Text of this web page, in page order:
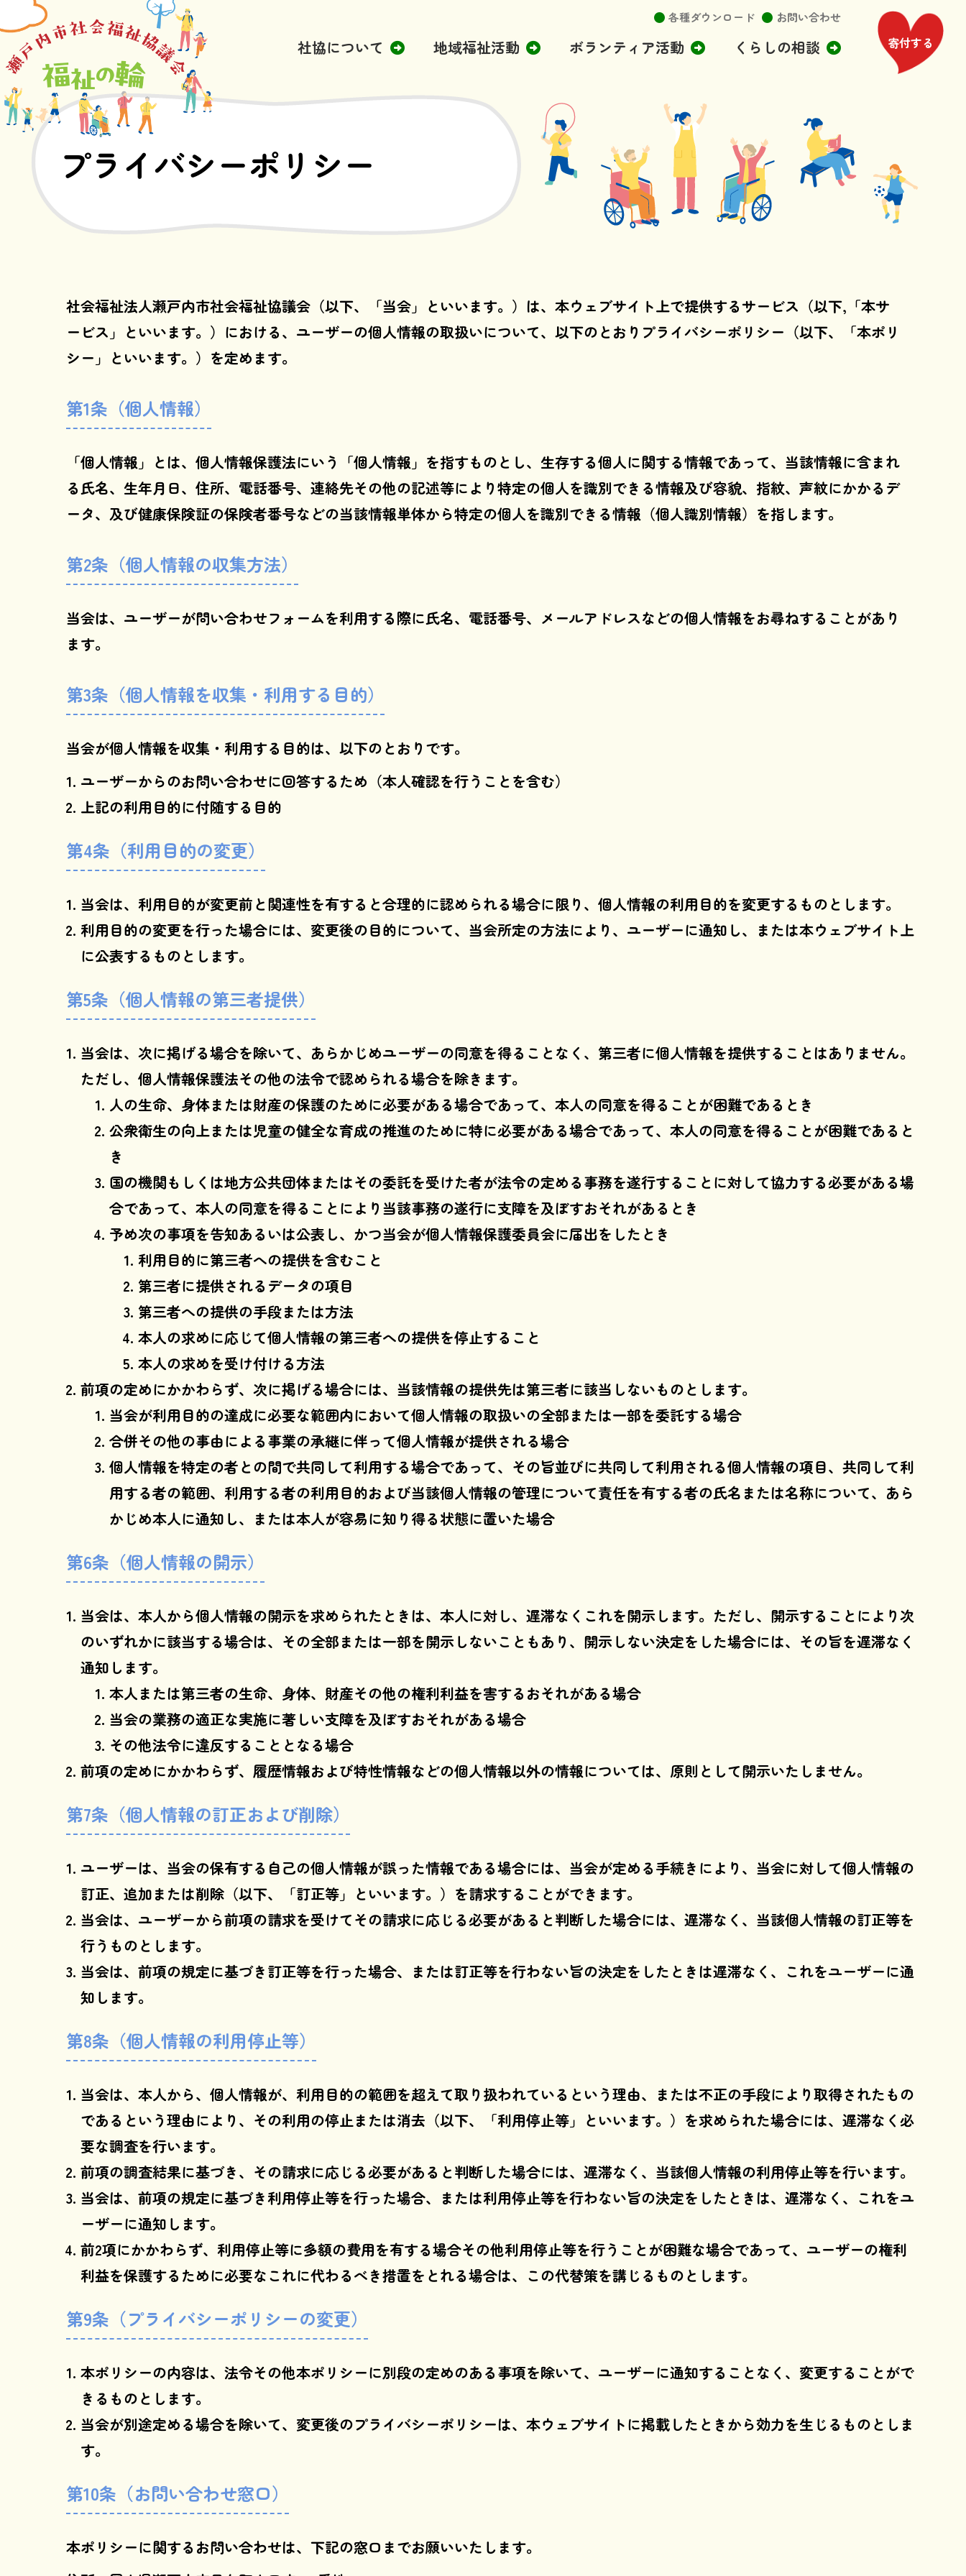
各種ダウンロード お問い合わせ
社協について 地域福祉活動 ボランティア活動 くらしの相談 寄付する
プライバシーポリシー
社会福祉法人瀬戸内市社会福祉協議会（以下、「当会」といいます。）は、本ウェブサイト上で提供するサービス（以下,「本サ
ービス」といいます。）における、ユーザーの個人情報の取扱いについて、以下のとおりプライバシーポリシー（以下、「本ポリ
シー」といいます。）を定めます。
第1条（個人情報）
「個人情報」とは、個人情報保護法にいう「個人情報」を指すものとし、生存する個人に関する情報であって、当該情報に含まれ
る氏名、生年月日、住所、電話番号、連絡先その他の記述等により特定の個人を識別できる情報及び容貌、指紋、声紋にかかるデ
ータ、及び健康保険証の保険者番号などの当該情報単体から特定の個人を識別できる情報（個人識別情報）を指します。
第2条（個人情報の収集方法）
当会は、ユーザーが問い合わせフォームを利用する際に氏名、電話番号、メールアドレスなどの個人情報をお尋ねすることがあり
ます。
第3条（個人情報を収集・利用する目的）
当会が個人情報を収集・利用する目的は、以下のとおりです。
ユーザーからのお問い合わせに回答するため（本人確認を行うことを含む）
上記の利用目的に付随する目的
第4条（利用目的の変更）
当会は、利用目的が変更前と関連性を有すると合理的に認められる場合に限り、個人情報の利用目的を変更するものとします。
利用目的の変更を行った場合には、変更後の目的について、当会所定の方法により、ユーザーに通知し、または本ウェブサイト上
に公表するものとします。
第5条（個人情報の第三者提供）
当会は、次に掲げる場合を除いて、あらかじめユーザーの同意を得ることなく、第三者に個人情報を提供することはありません。
ただし、個人情報保護法その他の法令で認められる場合を除きます。
人の生命、身体または財産の保護のために必要がある場合であって、本人の同意を得ることが困難であるとき
公衆衛生の向上または児童の健全な育成の推進のために特に必要がある場合であって、本人の同意を得ることが困難であると
き
国の機関もしくは地方公共団体またはその委託を受けた者が法令の定める事務を遂行することに対して協力する必要がある場
合であって、本人の同意を得ることにより当該事務の遂行に支障を及ぼすおそれがあるとき
予め次の事項を告知あるいは公表し、かつ当会が個人情報保護委員会に届出をしたとき
利用目的に第三者への提供を含むこと
第三者に提供されるデータの項目
第三者への提供の手段または方法
本人の求めに応じて個人情報の第三者への提供を停止すること
本人の求めを受け付ける方法
前項の定めにかかわらず、次に掲げる場合には、当該情報の提供先は第三者に該当しないものとします。
当会が利用目的の達成に必要な範囲内において個人情報の取扱いの全部または一部を委託する場合
合併その他の事由による事業の承継に伴って個人情報が提供される場合
個人情報を特定の者との間で共同して利用する場合であって、その旨並びに共同して利用される個人情報の項目、共同して利
用する者の範囲、利用する者の利用目的および当該個人情報の管理について責任を有する者の氏名または名称について、あら
かじめ本人に通知し、または本人が容易に知り得る状態に置いた場合
第6条（個人情報の開示）
当会は、本人から個人情報の開示を求められたときは、本人に対し、遅滞なくこれを開示します。ただし、開示することにより次
のいずれかに該当する場合は、その全部または一部を開示しないこともあり、開示しない決定をした場合には、その旨を遅滞なく
通知します。
本人または第三者の生命、身体、財産その他の権利利益を害するおそれがある場合
当会の業務の適正な実施に著しい支障を及ぼすおそれがある場合
その他法令に違反することとなる場合
前項の定めにかかわらず、履歴情報および特性情報などの個人情報以外の情報については、原則として開示いたしません。
第7条（個人情報の訂正および削除）
ユーザーは、当会の保有する自己の個人情報が誤った情報である場合には、当会が定める手続きにより、当会に対して個人情報の
訂正、追加または削除（以下、「訂正等」といいます。）を請求することができます。
当会は、ユーザーから前項の請求を受けてその請求に応じる必要があると判断した場合には、遅滞なく、当該個人情報の訂正等を
行うものとします。
当会は、前項の規定に基づき訂正等を行った場合、または訂正等を行わない旨の決定をしたときは遅滞なく、これをユーザーに通
知します。
第8条（個人情報の利用停止等）
当会は、本人から、個人情報が、利用目的の範囲を超えて取り扱われているという理由、または不正の手段により取得されたもの
であるという理由により、その利用の停止または消去（以下、「利用停止等」といいます。）を求められた場合には、遅滞なく必
要な調査を行います。
前項の調査結果に基づき、その請求に応じる必要があると判断した場合には、遅滞なく、当該個人情報の利用停止等を行います。
当会は、前項の規定に基づき利用停止等を行った場合、または利用停止等を行わない旨の決定をしたときは、遅滞なく、これをユ
ーザーに通知します。
前2項にかかわらず、利用停止等に多額の費用を有する場合その他利用停止等を行うことが困難な場合であって、ユーザーの権利
利益を保護するために必要なこれに代わるべき措置をとれる場合は、この代替策を講じるものとします。
第9条（プライバシーポリシーの変更）
本ポリシーの内容は、法令その他本ポリシーに別段の定めのある事項を除いて、ユーザーに通知することなく、変更することがで
きるものとします。
当会が別途定める場合を除いて、変更後のプライバシーポリシーは、本ウェブサイトに掲載したときから効力を生じるものとしま
す。
第10条（お問い合わせ窓口）
本ポリシーに関するお問い合わせは、下記の窓口までお願いいたします。